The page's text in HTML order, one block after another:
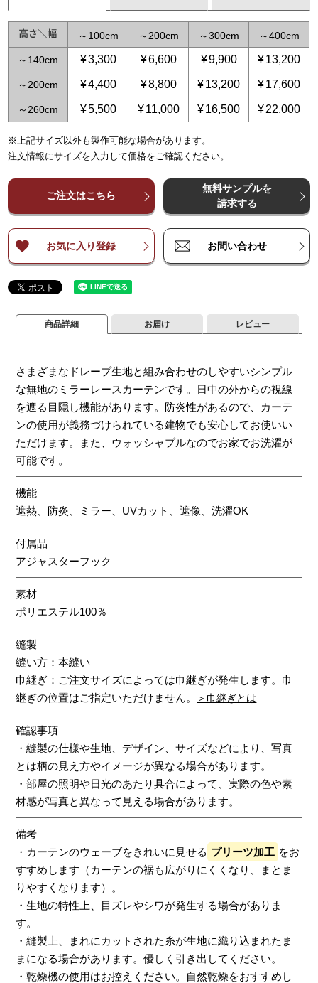
～ 100 ～ 200 ～300 ～400
～ 140 ¥3,300 ¥6,600 ¥9,900 ¥13,200
～ 200 ¥4,400 ¥8,800 ¥13,200 ¥17,600
～ 260 ¥5,500 ¥11,000 ¥16,500 ¥22,000
～65 ～ 150 ～225
¥4,400 8,800 13,200 ¥ 17,600 ¥
～125 ～250 ～
¥4,400 ¥8,800 ¥13,200 ¥ 17,600
※上記サイズ以外も製作可能な場合があります。
注文情報にサイズを入力して価格をご確認ください。
ご注文はこちら
無料サンプルを
請求する
お気に入り登録 お問い合わせ
商品詳細
さまざまなドレープ生地と組み合わせのしやすいシンプル
な無地のミラーレースカーテンです。日中の外からの視線
を遮る目隠し機能があります。防炎性があるので、カーテ
ンの使用が義務づけられている建物でも安心してお使いい
ただけます。また、ウォッシャブルなのでお家でお洗濯が
可能です。
機能
遮熱、防炎、ミラー、UVカット、遮像、洗濯OK
付属品
アジャスターフック
素材
ポリエステル100％
縫製
縫い方：本縫い
巾継ぎ：ご注文サイズによっては巾継ぎが発生します。巾
継ぎの位置はご指定いただけません。
＞巾継ぎとは
確認事項
・縫製の仕様や生地、デザイン、サイズなどにより、写真
とは柄の見え方やイメージが異なる場合があります。
・部屋の照明や日光のあたり具合によって、実際の色や素
材感が写真と異なって見える場合があります。
備考
・カーテンのウェーブをきれいに見せる プリーツ加工 をお
すすめします（カーテンの裾も広がりにくくなり、まとま
りやすくなります）。
・生地の特性上、目ズレやシワが発生する場合がありま
す。
・縫製上、まれにカットされた糸が生地に織り込まれたま
まになる場合があります。優しく引き出してください。
・乾燥機の使用はお控えください。自然乾燥をおすすめし
お届け レビュー